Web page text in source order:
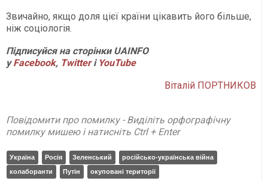
Звичайно, якщо доля цієї країни цікавить його більше,
ніж соціологія.
Підписуйся на сторінки UAINFO
уFacebook, Twitter і YouTube
Віталій ПОРТНИКОВ
Повідомити про помилку - Виділіть орфографічну
помилку мишею і натисніть Ctrl + Enter
Україна Росія Зеленський
російсько-українська війна
колаборанти
Путін окуповані території